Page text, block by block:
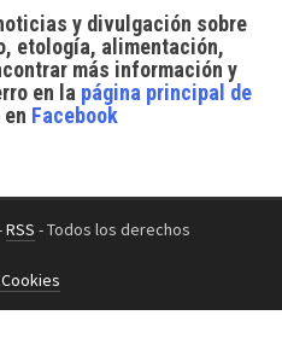
y divulgación sobre
etología, alimentación,
más información y
en la página principal de
en Facebook
RSS - Todos los derechos